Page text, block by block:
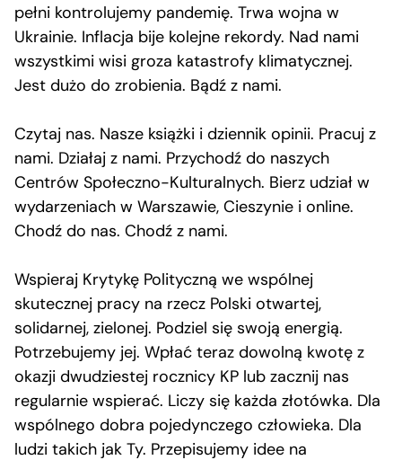
pełni kontrolujemy pandemię. Trwa wojna w
Ukrainie. Inflacja bije kolejne rekordy. Nad nami
wszystkimi wisi groza katastrofy klimatycznej.
Jest dużo do zrobienia. Bądź z nami.
Czytaj nas. Nasze książki i dziennik opinii. Pracuj z
nami. Działaj z nami. Przychodź do naszych
Centrów Społeczno-Kulturalnych. Bierz udział w
wydarzeniach w Warszawie, Cieszynie i online.
Chodź do nas. Chodź z nami.
Wspieraj Krytykę Polityczną we wspólnej
skutecznej pracy na rzecz Polski otwartej,
solidarnej, zielonej. Podziel się swoją energią.
Potrzebujemy jej. Wpłać teraz dowolną kwotę z
okazji dwudziestej rocznicy KP lub zacznij nas
regularnie wspierać. Liczy się każda złotówka. Dla
wspólnego dobra pojedynczego człowieka. Dla
ludzi takich jak Ty. Przepisujemy idee na